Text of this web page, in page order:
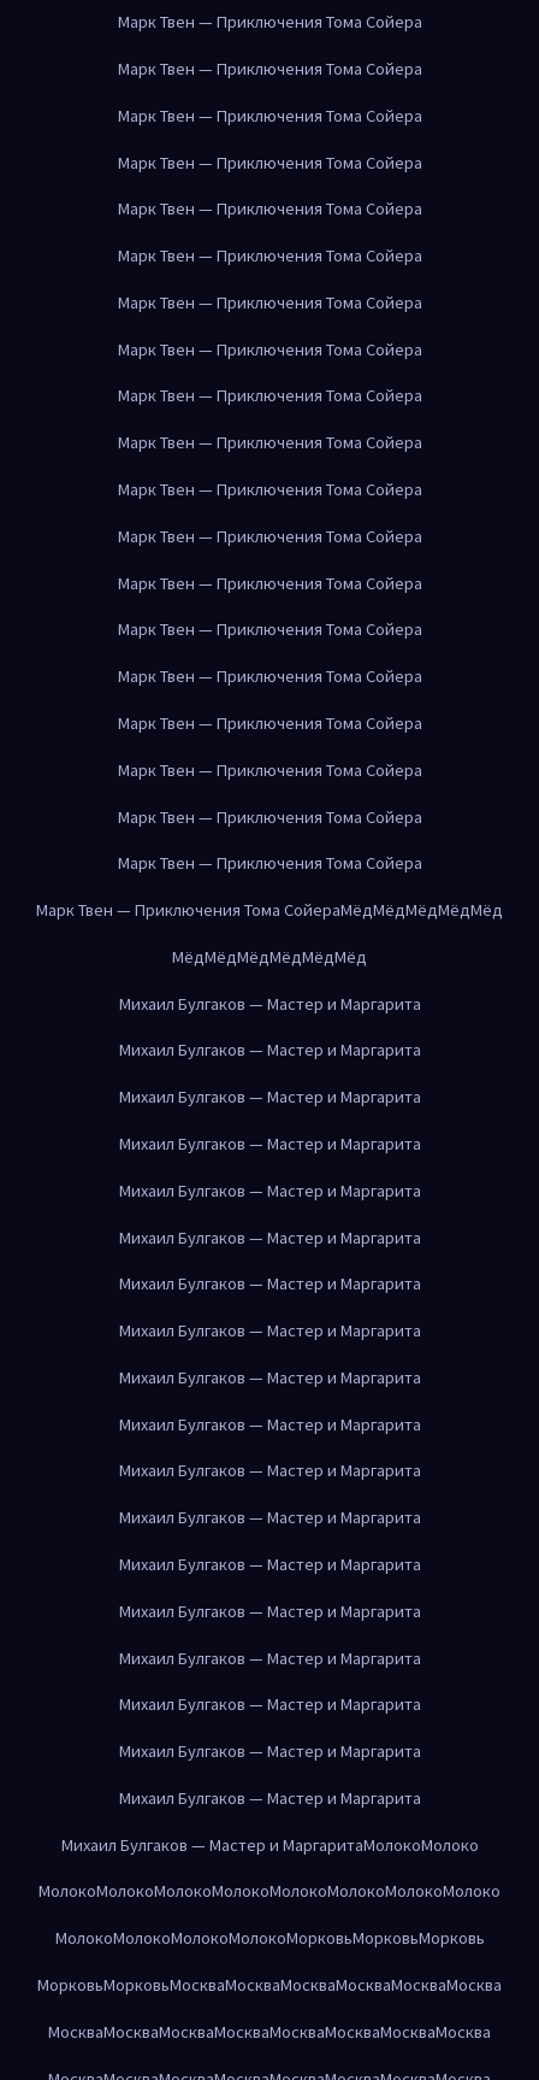
Марк Твен — Приключения Тома Сойера
Марк Твен — Приключения Тома Сойера
Марк Твен — Приключения Тома Сойера
Марк Твен — Приключения Тома Сойера
Марк Твен — Приключения Тома Сойера
Марк Твен — Приключения Тома Сойера
Марк Твен — Приключения Тома Сойера
Марк Твен — Приключения Тома Сойера
Марк Твен — Приключения Тома Сойера
Марк Твен — Приключения Тома Сойера
Марк Твен — Приключения Тома Сойера
Марк Твен — Приключения Тома Сойера
Марк Твен — Приключения Тома Сойера
Марк Твен — Приключения Тома Сойера
Марк Твен — Приключения Тома Сойера
Марк Твен — Приключения Тома Сойера
Марк Твен — Приключения Тома Сойера
Марк Твен — Приключения Тома Сойера
Марк Твен — Приключения Тома Сойера
Марк Твен — Приключения Тома СойераМёдМёдМёдМёдМёд
МёдМёдМёдМёдМёдМёд
Михаил Булгаков — Мастер и Маргарита
Михаил Булгаков — Мастер и Маргарита
Михаил Булгаков — Мастер и Маргарита
Михаил Булгаков — Мастер и Маргарита
Михаил Булгаков — Мастер и Маргарита
Михаил Булгаков — Мастер и Маргарита
Михаил Булгаков — Мастер и Маргарита
Михаил Булгаков — Мастер и Маргарита
Михаил Булгаков — Мастер и Маргарита
Михаил Булгаков — Мастер и Маргарита
Михаил Булгаков — Мастер и Маргарита
Михаил Булгаков — Мастер и Маргарита
Михаил Булгаков — Мастер и Маргарита
Михаил Булгаков — Мастер и Маргарита
Михаил Булгаков — Мастер и Маргарита
Михаил Булгаков — Мастер и Маргарита
Михаил Булгаков — Мастер и Маргарита
Михаил Булгаков — Мастер и Маргарита
Михаил Булгаков — Мастер и МаргаритаМолокоМолоко
МолокоМолокоМолокоМолокоМолокоМолокоМолокоМолоко
МолокоМолокоМолокоМолокоМорковьМорковьМорковь
МорковьМорковьМоскваМоскваМоскваМоскваМоскваМосква
МоскваМоскваМоскваМоскваМоскваМоскваМоскваМосква